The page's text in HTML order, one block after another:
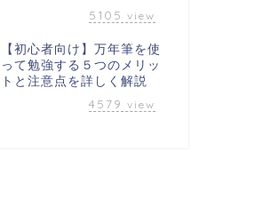
5105 view
【初心者向け】万年筆を使
って勉強する５つのメリッ
トと注意点を詳しく解説
4579 view